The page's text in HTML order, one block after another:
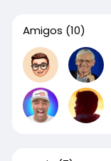
Amigos (10)